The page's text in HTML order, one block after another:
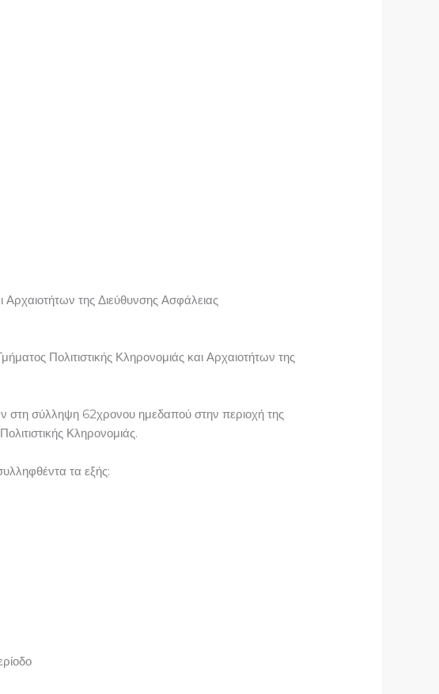
της Διεύθυνσης Ασφάλειας
Πολιτιστικής Κληρονομιάς και Αρχαιοτήτων της
στη σύλληψη 62χρονου ημεδαπού στην περιοχή της
Κληρονομιάς.
τα εξής: